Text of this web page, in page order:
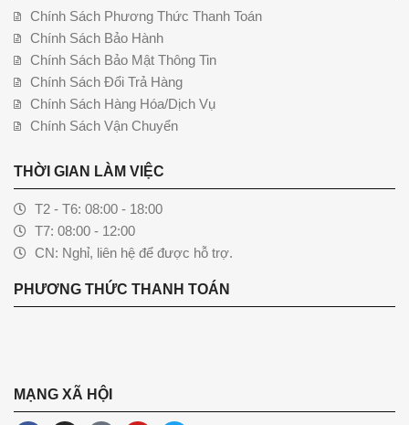
Chính Sách Phương Thức Thanh Toán
Chính Sách Bảo Hành
Chính Sách Bảo Mật Thông Tin
Chính Sách Đổi Trả Hàng
Chính Sách Hàng Hóa/Dịch Vụ
Chính Sách Vận Chuyển
THỜI GIAN LÀM VIỆC
T2 - T6: 08:00 - 18:00
T7: 08:00 - 12:00
CN: Nghỉ, liên hệ để được hỗ trợ.
PHƯƠNG THỨC THANH TOÁN
MẠNG XÃ HỘI